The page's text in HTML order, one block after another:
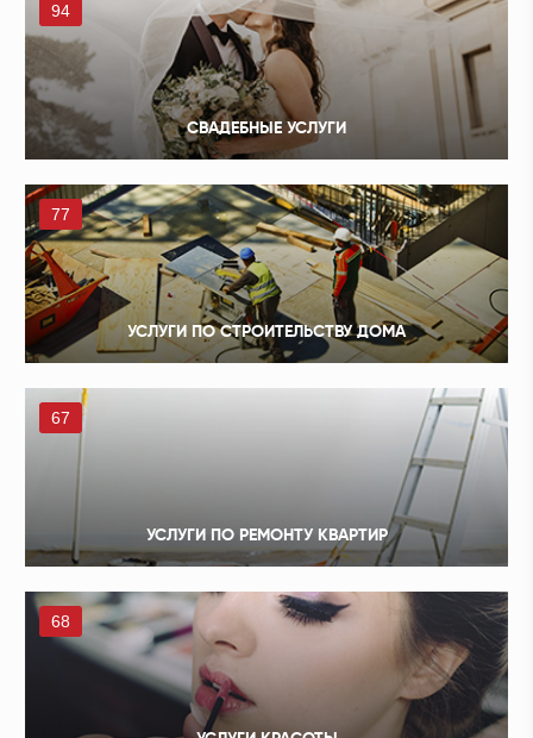
94
СВАДЕБНЫЕ УСЛУГИ
77
УСЛУГИ ПО СТРОИТЕЛЬСТВУ ДОМА
67
УСЛУГИ ПО РЕМОНТУ КВАРТИР
68